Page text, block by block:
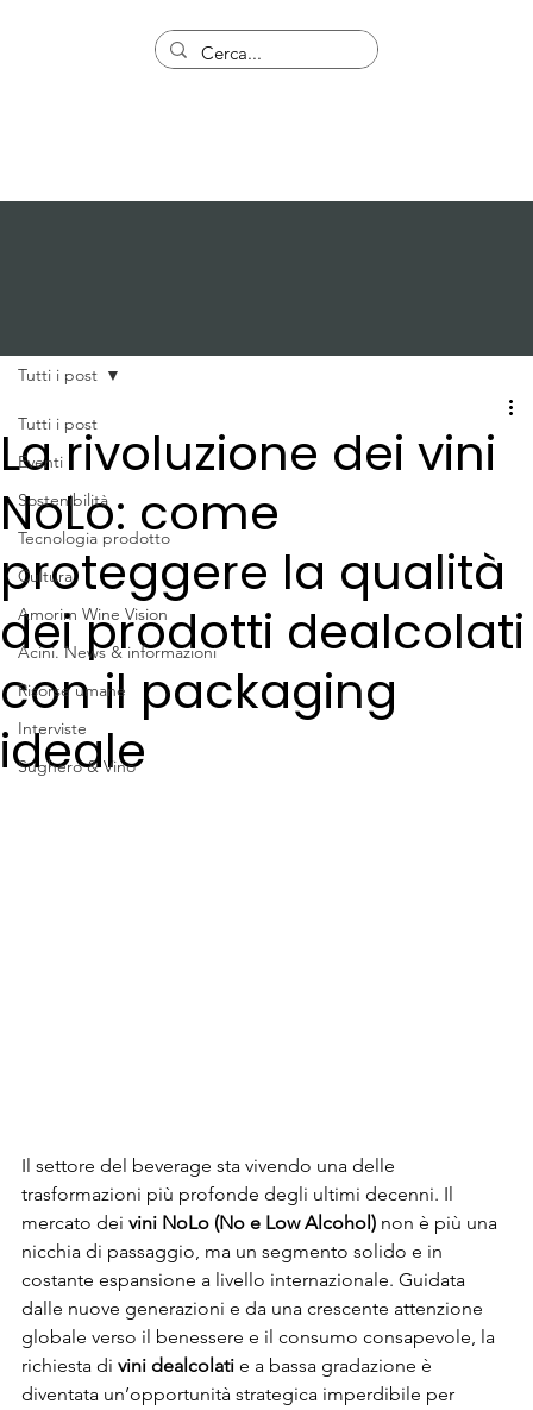
Tutti i post
Eventi
Sostenibilità
Tecnologia prodotto
Cultura
Amorim Wine Vision
Acini. News & informazioni
Risorse umane
Interviste
Sughero & Vino
Tutti i post
La rivoluzione dei vini
NoLo: come
proteggere la qualità
dei prodotti dealcolati
con il packaging
ideale
Il settore del beverage sta vivendo una delle
trasformazioni più profonde degli ultimi decenni. Il
mercato dei vini NoLo (No e Low Alcohol) non è più una
nicchia di passaggio, ma un segmento solido e in
costante espansione a livello internazionale. Guidata
dalle nuove generazioni e da una crescente attenzione
globale verso il benessere e il consumo consapevole, la
richiesta di vini dealcolati e a bassa gradazione è
diventata un’opportunità strategica imperdibile per